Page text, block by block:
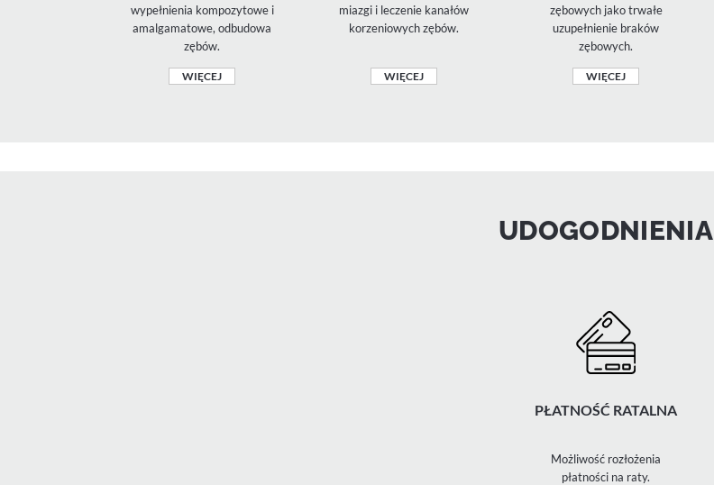
wypełnienia kompozytowe i
amalgamatowe, odbudowa
zębów.
WIĘCEJ
miazgi i leczenie kanałów
korzeniowych zębów.
WIĘCEJ
zębowych jako trwałe
uzupełnienie braków
zębowych.
WIĘCEJ
UDOGODNIENIA
PŁATNOŚĆ RATALNA
Możliwość rozłożenia
płatności na raty.